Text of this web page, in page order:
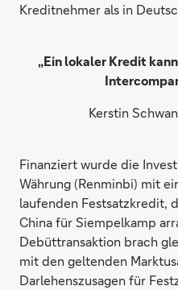
Kreditnehmer als in
„Ein lokaler Kredit
Kerstin
Finanziert wurde die
Währung (Renminbi) mit
laufenden Festsatzkredit,
China für Siempelkamp
Debüttransaktion brach
mit den geltenden
Darlehenszusagen für